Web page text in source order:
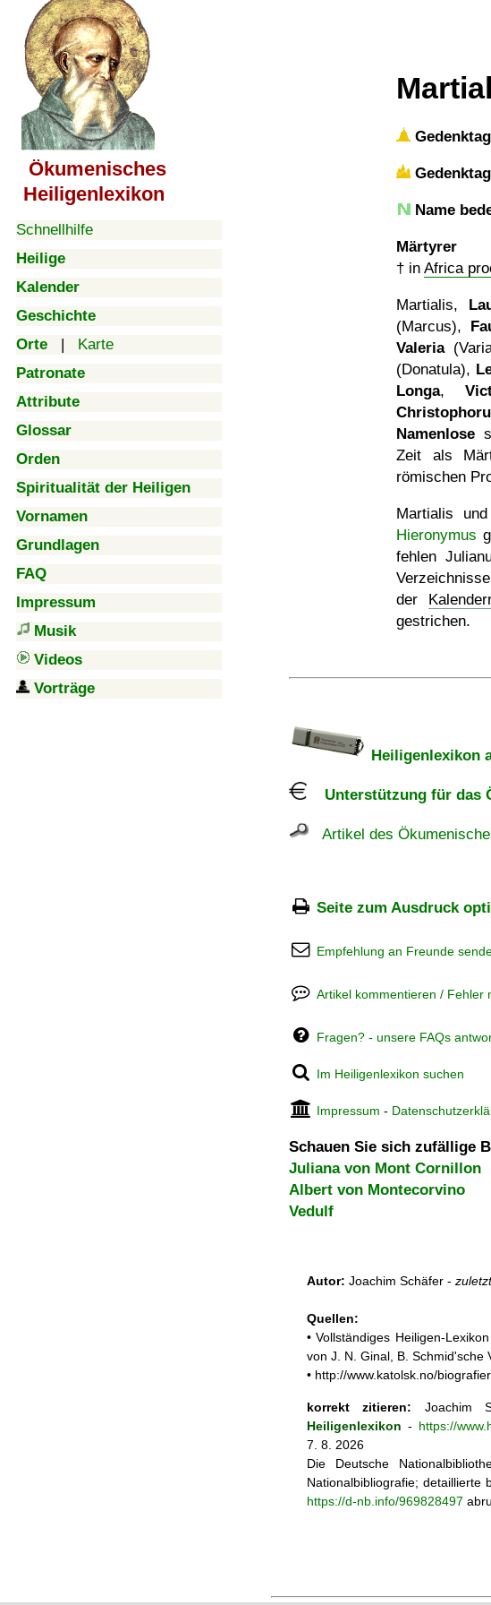
Ökumenisches
Heiligenlexikon
Schnellhilfe
Heilige
Kalender
Geschichte
Orte | Karte
Patronate
Attribute
Glossar
Orden
Spiritualität der Heiligen
Vornamen
Grundlagen
FAQ
Impressum
Musik
Videos
Vorträge
Name
Märtyrer
† in Africa
Martialis,
(Marcus),
Valeria
(Donatula),
Longa,
Namenlose
Zeit als
römischen
Martialis
Hieronymus
fehlen
der
gestrichen.
Heiligenlexikon
Unterstützung für das
Artikel des
Seite zum Ausdruck
Empfehlung an Freunde
Artikel kommentieren / Fehler
Fragen? - unsere FAQs
Im Heiligenlexikon suchen
Impressum -
Schauen Sie sich zufällige
Juliana von Mont Cornillon
Albert von Montecorvino
Vedulf
Autor: Joachim Schäfer -
Quellen:
• Vollständiges Heiligen-
von J. N. Ginal, B. Schmid'sche
• http://www.katolsk.no/
korrekt zitieren: Joachim
Heiligenlexikon - https://
7. 8. 2026
Die Deutsche
Nationalbibliografie; detaillierte
https://d-nb.info/969828497